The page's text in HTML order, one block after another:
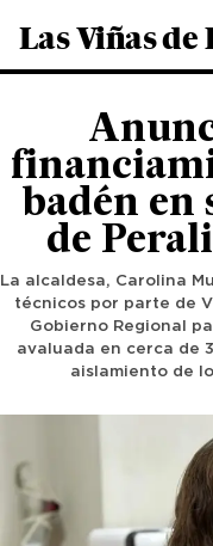
Las Viñas
badén en
de
La alcaldesa, Carolina
técnicos por parte de
Gobierno Regional
avaluada en cerca de
aislamiento de